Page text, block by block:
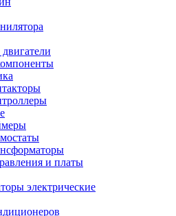
и платы
электрические